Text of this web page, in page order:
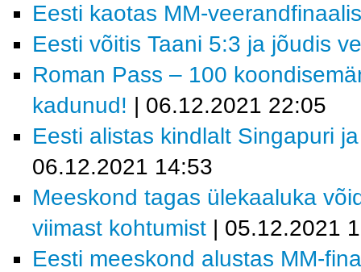
Eesti kaotas MM-
Eesti võitis Taani 5:3 ja jõudis
Roman Pass – 100
kadunud! | 06.12.2021 22:05
Eesti alistas kindlalt Singapuri
06.12.2021 14:53
Meeskond tagas ülekaaluka
viimast kohtumist | 05.12.2021
Eesti meeskond alustas MM-